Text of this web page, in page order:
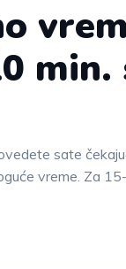
sate
vreme. Za